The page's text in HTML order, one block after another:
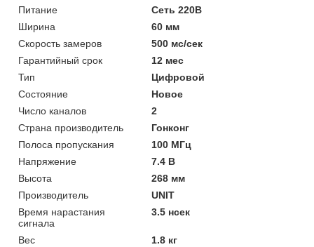
Питание
Сеть 220В
Ширина
60 мм
Скорость замеров
500 мс/сек
Гарантийный срок
12 мес
Тип
Цифровой
Состояние
Новое
Число каналов
2
Страна производитель
Гонконг
Полоса пропускания
100 МГц
Напряжение
7.4 В
Высота
268 мм
Производитель
UNIT
Время нарастания
сигнала
3.5 нсек
Вес 1.8 кг